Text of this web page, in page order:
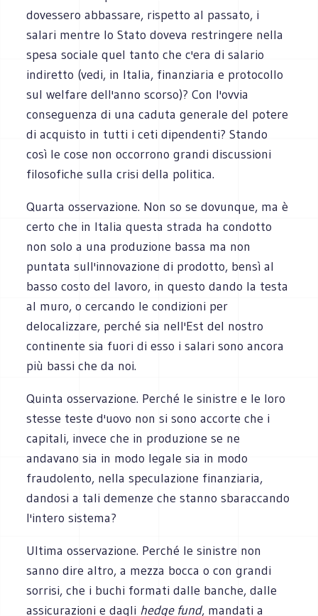
dovessero abbassare, rispetto al passato, i
salari mentre lo Stato doveva restringere nella
spesa sociale quel tanto che c'era di salario
indiretto (vedi, in Italia, finanziaria e protocollo
sul welfare dell'anno scorso)? Con l'ovvia
conseguenza di una caduta generale del potere
di acquisto in tutti i ceti dipendenti? Stando
così le cose non occorrono grandi discussioni
filosofiche sulla crisi della politica.
Quarta osservazione. Non so se dovunque, ma è
certo che in Italia questa strada ha condotto
non solo a una produzione bassa ma non
puntata sull'innovazione di prodotto, bensì al
basso costo del lavoro, in questo dando la testa
al muro, o cercando le condizioni per
delocalizzare, perché sia nell'Est del nostro
continente sia fuori di esso i salari sono ancora
più bassi che da noi.
Quinta osservazione. Perché le sinistre e le loro
stesse teste d'uovo non si sono accorte che i
capitali, invece che in produzione se ne
andavano sia in modo legale sia in modo
fraudolento, nella speculazione finanziaria,
dandosi a tali demenze che stanno sbaraccando
l'intero sistema?
Ultima osservazione. Perché le sinistre non
sanno dire altro, a mezza bocca o con grandi
sorrisi, che i buchi formati dalle banche, dalle
assicurazioni e dagli hedge fund, mandati a